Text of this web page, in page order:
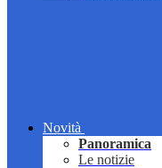
Novità
Panoramica
Le notizie